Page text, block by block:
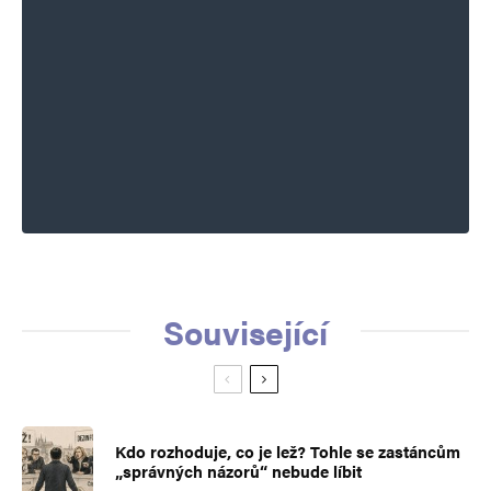
Související
Kdo rozhoduje, co je lež? Tohle se zastáncům
„správných názorů“ nebude líbit